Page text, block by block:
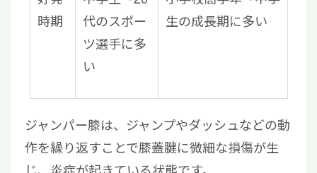
時期
代のスポー
ツ選手に多
い
生の成長期に多い
ジャンパー膝は、ジャンプやダッシュなどの動
作を繰り返すことで膝蓋腱に微細な損傷が生
じ、炎症が起きている状態です。